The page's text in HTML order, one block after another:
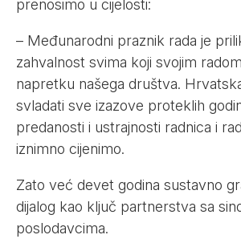
prenosimo u cijelosti:
– Međunarodni praznik rada je
zahvalnost svima koji svojim
napretku našega društva.
svladati sve izazove proteklih
predanosti i ustrajnosti radnica i
iznimno cijenimo.
Zato već devet godina sustavno
dijalog kao ključ partnerstva sa
poslodavcima.